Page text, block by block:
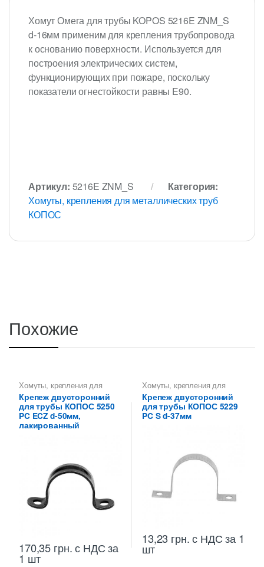
Хомут Омега для трубы KOPOS 5216E ZNM_S
d-16мм применим для крепления трубопровода
к основанию поверхности. Используется для
построения электрических систем,
функционирующих при пожаре, поскольку
показатели огнестойкости равны E90.
Артикул: 5216E ZNM_S
Категория:
Хомуты, крепления для металлических труб
КОПОС
Похожие
Хомуты, крепления для
металлических труб КОПОС
Крепеж двусторонний
для трубы КОПОС 5250
PC ECZ d-50мм,
лакированный
170,35 грн.с НДС за
1 шт
Хомуты, крепления для
металлических труб КОПОС
Крепеж двусторонний
для трубы КОПОС 5229
PC S d-37мм
13,23 грн.с НДС за 1
шт